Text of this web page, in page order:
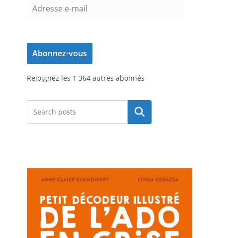
e
s
e
-
Abonnez-vous
Rejoignez les 1 364 autres abonnés
Rechercher